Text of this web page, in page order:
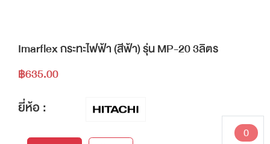
0
Imarflex กระทะไฟฟ้า (สีฟ้า) รุ่น MP-20 3ลิตร
฿635.00
ยี่ห้อ :